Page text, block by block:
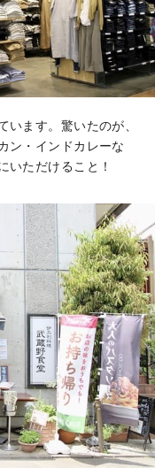
います。驚いたのが、
ン・インドカレーな
いただけること！